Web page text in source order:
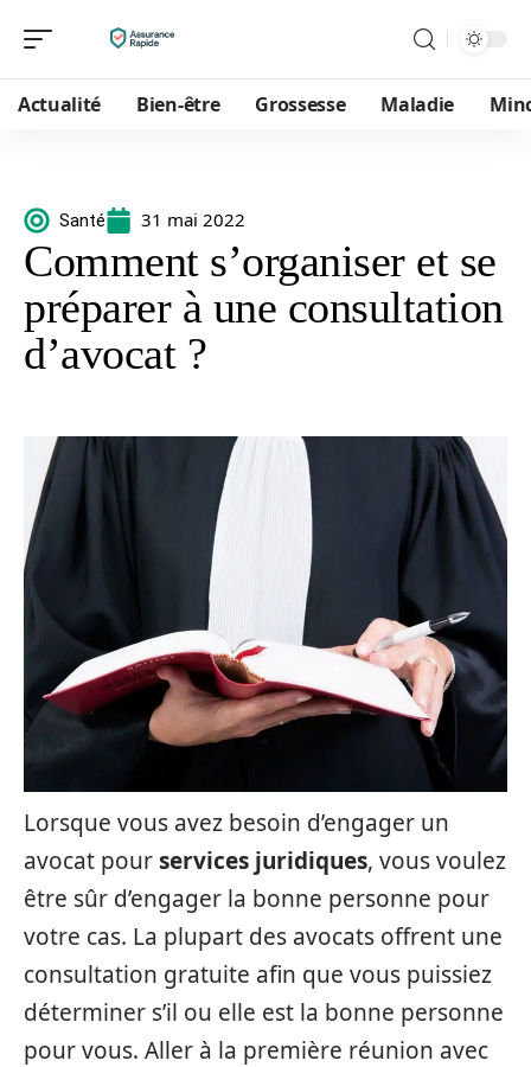
Actualité Bien-être Grossesse Maladie
Santé 31 mai 2022
Comment s’organiser et se
préparer à une consultation
d’avocat ?
Lorsque vous avez besoin d’engager un
avocat pourservices juridiques, vous voulez
être sûr d’engager la bonne personne pour
votre cas. La plupart des avocats offrent une
consultation gratuite afin que vous puissiez
déterminer s’il ou elle est la bonne personne
pour vous. Aller à la première réunion avec